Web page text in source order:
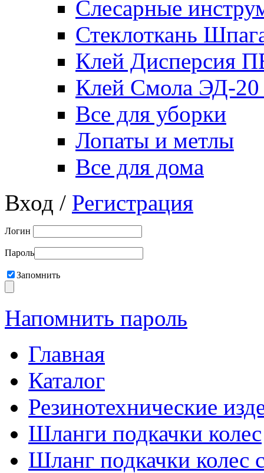
Слесарные
Стеклоткань
Клей Дисперсия
Клей Смола ЭД-20
Все для уборки
Лопаты и метлы
Все для дома
Вход / Регистрация
Логин
Пароль
Запомнить
Напомнить пароль
Главная
Каталог
Резинотехнические
Шланги подкачки колес
Шланг подкачки колес